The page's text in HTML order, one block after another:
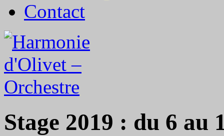
Contact
Stage 2019 : du 6 au